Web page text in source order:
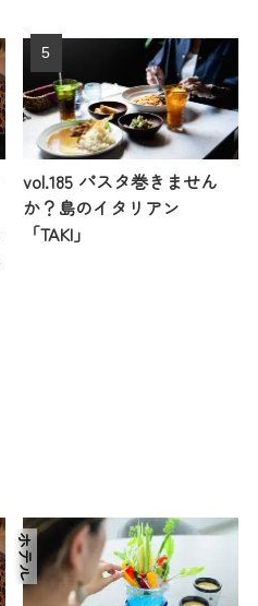
vol.185 パスタ巻きません
か？島のイタリアン
「TAKI」
ホテル